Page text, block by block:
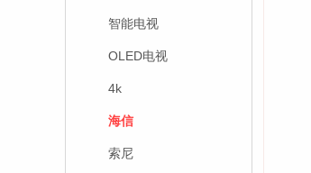
智能电视
OLED电视
4k
海信
索尼